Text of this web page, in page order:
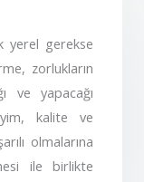
yerel gerekse
zorlukların
ve yapacağı
kalite ve
olmalarına
ile birlikte